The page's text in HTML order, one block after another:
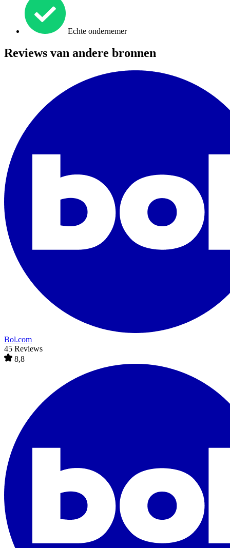
Echte ondernemer
Reviews van andere bronnen
Bol.com
45 Reviews
8,8